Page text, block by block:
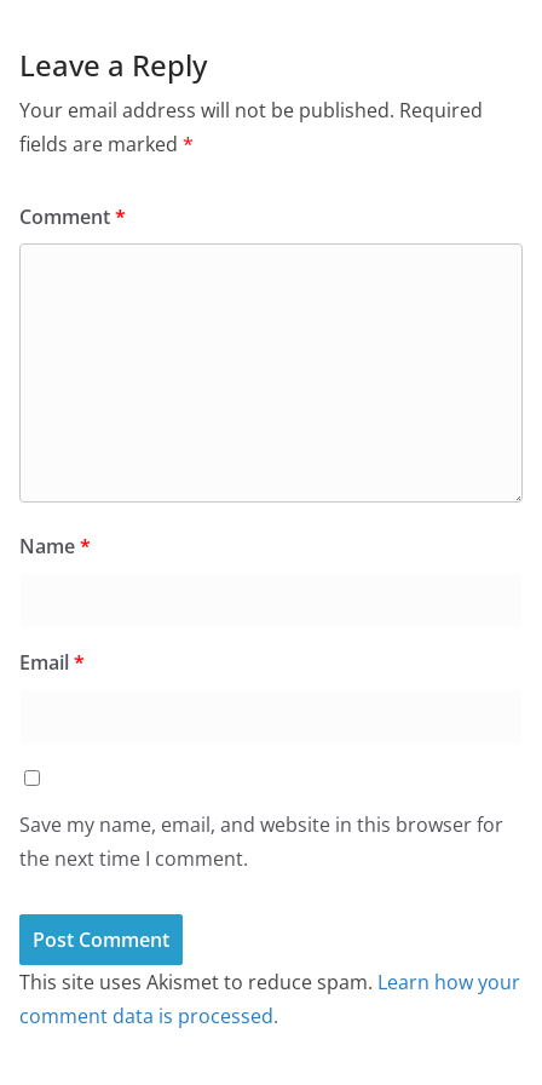
Leave a Reply
Your email address will not be published. Required
fields are marked *
Comment*
Name*
Email*
Save my name, email, and website in this browser for
the next time I comment.
This site uses Akismet to reduce spam. Learn how your
comment data is processed.